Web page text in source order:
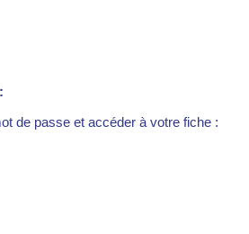
de passe et accéder à votre fiche :